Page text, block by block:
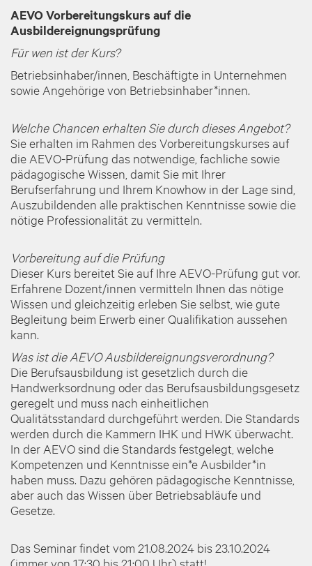
AEVO Vorbereitungskurs auf die
Ausbildereignungsprüfung
Für wen ist der Kurs?
Betriebsinhaber/innen, Beschäftigte in Unternehmen
sowie Angehörige von Betriebsinhaber*innen.
Welche Chancen erhalten Sie durch dieses Angebot?
Sie erhalten im Rahmen des Vorbereitungskurses auf
die AEVO-Prüfung das notwendige, fachliche sowie
pädagogische Wissen, damit Sie mit Ihrer
Berufserfahrung und Ihrem Knowhow in der Lage sind,
Auszubildenden alle praktischen Kenntnisse sowie die
nötige Professionalität zu vermitteln.
Vorbereitung auf die Prüfung
Dieser Kurs bereitet Sie auf Ihre AEVO-Prüfung gut vor.
Erfahrene Dozent/innen vermitteln Ihnen das nötige
Wissen und gleichzeitig erleben Sie selbst, wie gute
Begleitung beim Erwerb einer Qualifikation aussehen
kann.
Was ist die AEVO Ausbildereignungsverordnung?
Die Berufsausbildung ist gesetzlich durch die
Handwerksordnung oder das Berufsausbildungsgesetz
geregelt und muss nach einheitlichen
Qualitätsstandard durchgeführt werden. Die Standards
werden durch die Kammern IHK und HWK überwacht.
In der AEVO sind die Standards festgelegt, welche
Kompetenzen und Kenntnisse ein*e Ausbilder*in
haben muss. Dazu gehören pädagogische Kenntnisse,
aber auch das Wissen über Betriebsabläufe und
Gesetze.
Das Seminar findet vom 21.08.2024 bis 23.10.2024
(immer von 17:30 bis 21:00 Uhr) statt!